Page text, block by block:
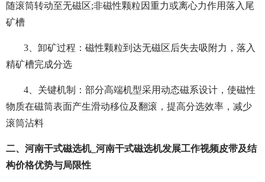
随滚筒转动至无磁区;非磁性颗粒因重力或离心力作用落入尾
矿槽
3、卸矿过程：磁性颗粒到达无磁区后失去吸附力，落入
精矿槽完成分选
4、关键机制：部分高端机型采用动态磁系设计，使磁性
物质在磁筒表面产生滑动移位及翻滚，提高分选效率，减少
滚筒沾料
二、河南干式磁选机_河南干式磁选机发展工作视频皮带及结
构价格优势与局限性